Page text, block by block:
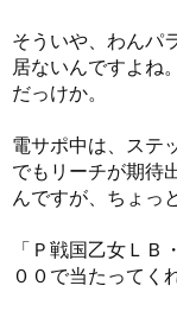
そういや、わんパ
居ないんですよね
だっけか。
電サポ中は、ステ
でもリーチが期待
んですが、ちょっ
「Ｐ戦国乙女ＬＢ
００で当たってく